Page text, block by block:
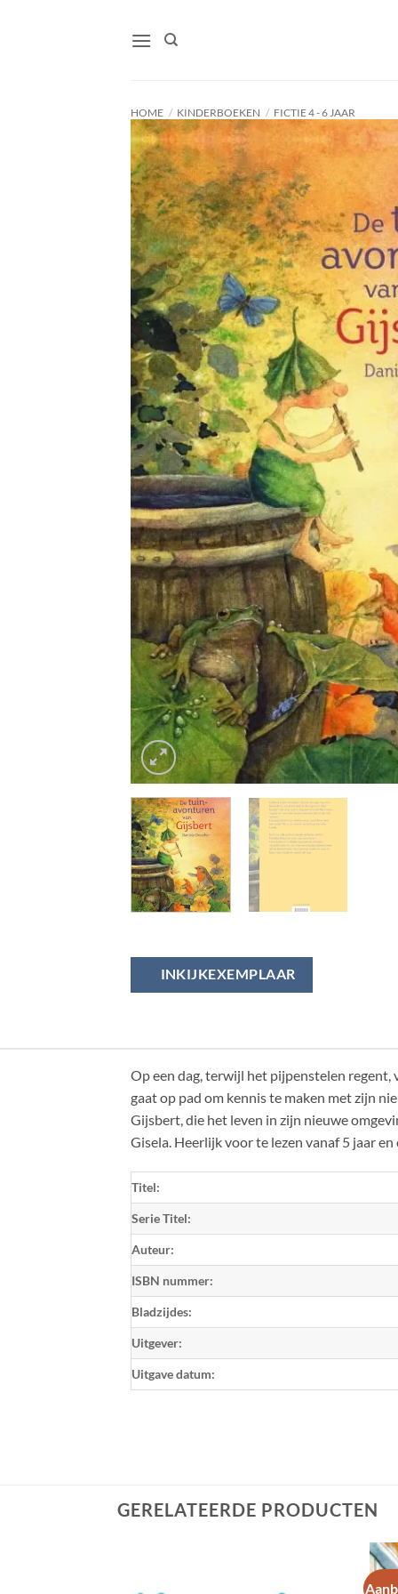
HOME / KINDERBOEKEN / FICTIE 4 - 6 JAAR
INKIJKEXEMPLAAR
Op een dag, terwijl het pijpenstelen
gaat op pad om kennis te maken met zijn
Gijsbert, die het leven in zijn nieuwe
Gisela. Heerlijk voor te lezen vanaf 5 jaar en
Titel:
Serie Titel:
Auteur:
ISBN nummer:
Bladzijdes:
Uitgever:
Uitgave datum:
GERELATEERDE PRODUCTEN